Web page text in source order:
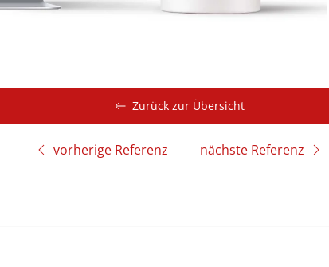
Zurück zur Übersicht
vorherige Referenz nächste Referenz